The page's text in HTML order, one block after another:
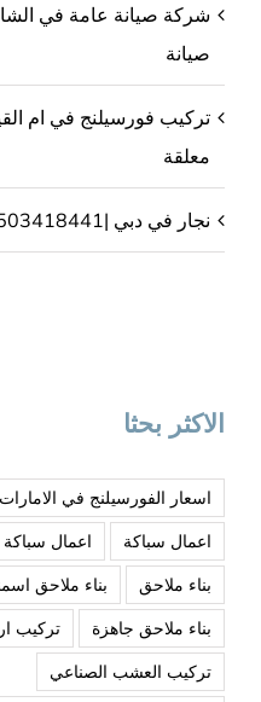
صيانة
معلقة
نجار في دبي |0503418441| نجار رخيص في دبي
الاكثر بحثا
اسعار الفورسيلنج في الامارات
اعمال سباكة
اعمال سباكة
بناء ملاحق
بناء ملاحق
بناء ملاحق جاهزة
تركيب
تركيب العشب الصناعي